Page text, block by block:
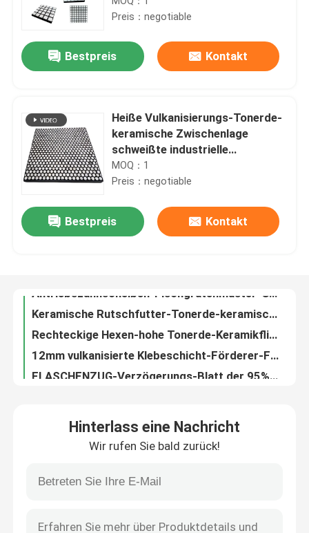
Startseite
Produkte
Videos
Fabrik Tour
Qualitätskontrolle
Keramische Abnutzungszwischenlage
Tonerde-keramische Zwischenlage
Preis：negotiable
Bestpreis Kontakt
Heiße Vulkanisierungs-Tonerde-
keramische Zwischenlage
schweißte industrielle
keramische Futter für Mineral
MOQ：1
Preis：negotiable
Bestpreis Kontakt
Förderer-keramische Gummiverzögerung KN-Klebeschicht-Förderer-Trommel-Verzögerung
Werfender Polyurethan, der Doppeldichtungs-Rock-Brett-Futter-Blatt umsäumt
Hinterlass eine Nachricht
Wir rufen Sie bald zurück!